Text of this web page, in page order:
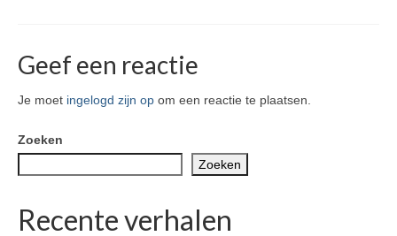
Geef een reactie
Je moet ingelogd zijn op om een reactie te plaatsen.
Zoeken
Zoeken
Recente verhalen